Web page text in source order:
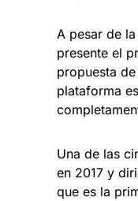
A pesar de
presente el
propuesta
plataforma
Una de las
en 2017 y
que es la